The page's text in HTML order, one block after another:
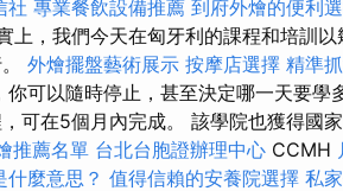
社 專業餐飲設備推薦 到府外燴的便利
上，我們今天在匈牙利的課程和培訓
外燴擺盤藝術展示 按摩店選擇 精準
可以隨時停止，甚至決定哪一天要學
可在5個月內完成。 該學院也獲得國
推薦名單 台北台胞證辦理中心 CCMH
什麼意思？ 值得信賴的安養院選擇 私